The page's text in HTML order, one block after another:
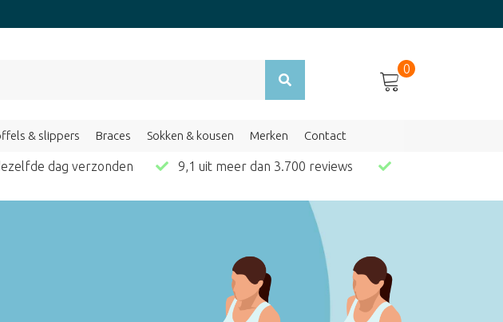
0
& slippers Braces Sokken & kousen Merken Contact
dezelfde dag verzonden
9,1 uit meer dan 3.700 reviews